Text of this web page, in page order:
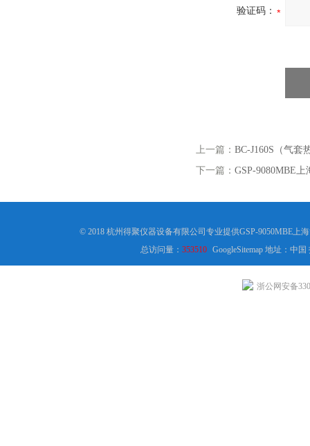
验证码：
上一篇： BC-J160S（气套
下一篇： GSP-9080MBE
© 2018 杭州得聚仪器设备有限公司专业提供GSP-9050MBE上
总访问量：353510 GoogleSitemap地址：中国
浙公网安备